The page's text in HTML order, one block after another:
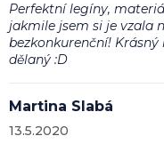
Perfektní legíny,
jakmile jsem si je vzala
bezkonkurenční!
dělaný :D
Martina Slabá
Hodnocení
13.5.2020